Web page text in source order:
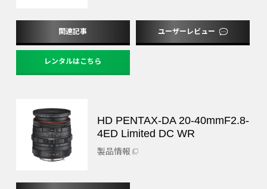
関連記事 ユーザーレビュー
レンタルはこちら
HD PENTAX-DA 20-40mmF2.8-
4ED Limited DC WR
製品情報